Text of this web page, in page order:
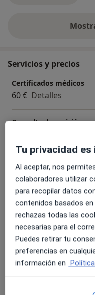
Servicios y precios
Certificados médicos
60 € Detalles
Consulta de revisión
60 € Detalles
Electrocardiograma
Detalles
Examen psicotécnico
40 € Detalles
Tu privacidad
Al aceptar, nos
colaboradores utilizar
para recopilar datos
contenidos basados
rechazas todas las
necesarias para el
Puedes retirar tu
preferencias en
información en